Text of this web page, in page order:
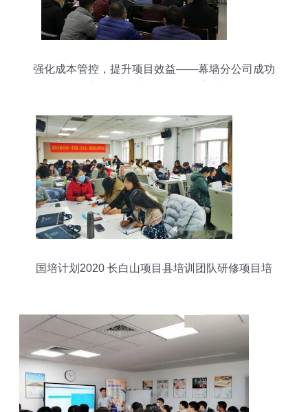
强化成本管控，提升项目效益——幕墙分公司成功
国培计划2020 长白山项目县培训团队研修项目培